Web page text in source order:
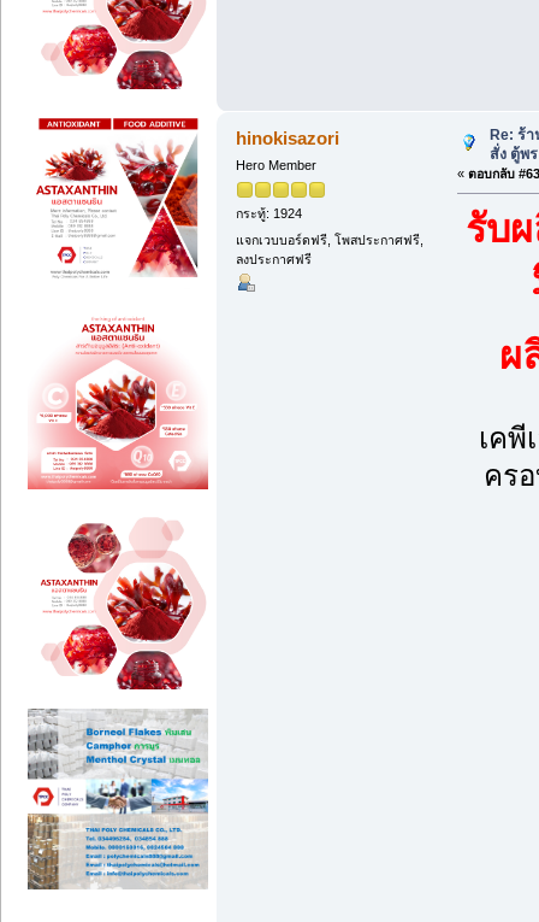
hinokisazori
Hero Member
กระทู้: 1924
แจกเวบบอร์ดฟรี, โพสประกาศฟรี,
ลงประกาศฟรี
Re: ร้
สั่ง ตู้พ
« ตอบกลับ
รับ
ผ
เค
คร